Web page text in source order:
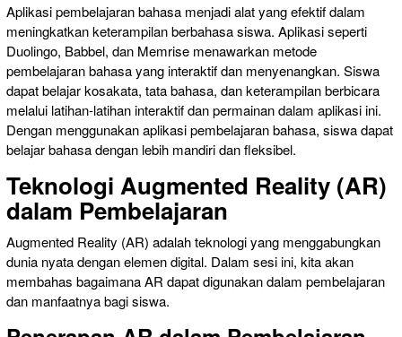
Aplikasi pembelajaran bahasa menjadi alat yang efektif dalam
meningkatkan keterampilan berbahasa siswa. Aplikasi seperti
Duolingo, Babbel, dan Memrise menawarkan metode
pembelajaran bahasa yang interaktif dan menyenangkan. Siswa
dapat belajar kosakata, tata bahasa, dan keterampilan berbicara
melalui latihan-latihan interaktif dan permainan dalam aplikasi ini.
Dengan menggunakan aplikasi pembelajaran bahasa, siswa dapat
belajar bahasa dengan lebih mandiri dan fleksibel.
Teknologi Augmented Reality (AR)
dalam Pembelajaran
Augmented Reality (AR) adalah teknologi yang menggabungkan
dunia nyata dengan elemen digital. Dalam sesi ini, kita akan
membahas bagaimana AR dapat digunakan dalam pembelajaran
dan manfaatnya bagi siswa.